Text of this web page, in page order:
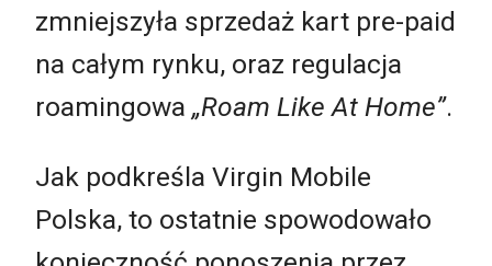
zmniejszyła sprzedaż kart pre-paid
na całym rynku, oraz regulacja
roamingowa „Roam Like At Home”.
Jak podkreśla Virgin Mobile
Polska, to ostatnie spowodowało